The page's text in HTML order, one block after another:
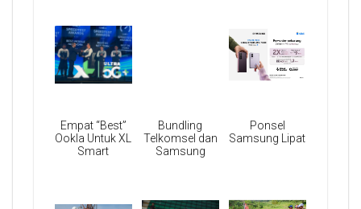
Empat “Best”
Ookla Untuk XL
Smart
Bundling
Telkomsel dan
Samsung
Ponsel
Samsung Lipat